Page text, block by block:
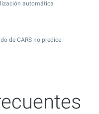
automática
de CARS no predice